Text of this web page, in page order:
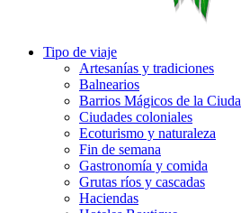
Tipo de viaje
Artesanías y tradiciones
Balnearios
Barrios Mágicos de la
Ciudades coloniales
Ecoturismo y naturaleza
Fin de semana
Gastronomía y comida
Grutas ríos y cascadas
Haciendas